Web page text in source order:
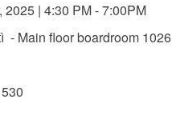
2025 | 4:30 PM - 7:00PM
- Main floor boardroom 1026